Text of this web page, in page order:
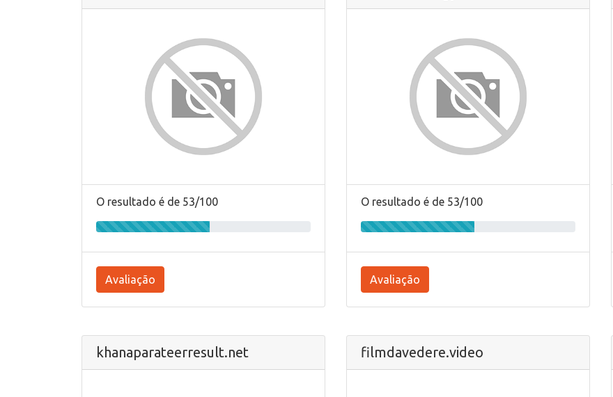
O resultado é de 53/100
Avaliação
O resultado é de 53/100
Avaliação
khanaparateerresult.net filmdavedere.video